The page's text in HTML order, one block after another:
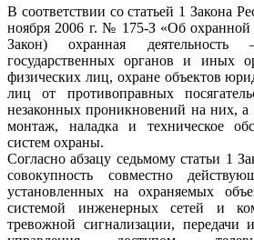
В соответствии со статьей 1 Закона
ноября 2006 г. № 175-З «Об охранной
Закон) охранная деятельность
государственных органов и иных
физических лиц, охране объектов
лиц от противоправных
незаконных проникновений на них, а
монтаж, наладка и техническое
систем охраны.
Согласно абзацу седьмому статьи 1
совокупность совместно
установленных на охраняемых
системой инженерных сетей и
тревожной сигнализации, передачи